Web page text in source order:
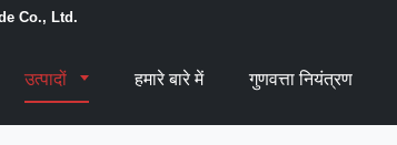
Co., Ltd.
उत्पादों हमारे बारे में गुणवत्ता नियंत्रण